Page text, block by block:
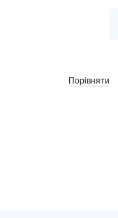
Порівняти